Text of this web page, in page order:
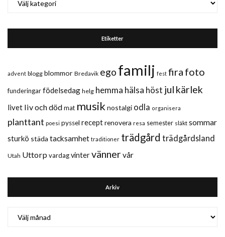
Etiketter
advent blogg blommor Bredavik ego familj fest fira foto
funderingarfödelsedag helg hemma hälsa höst jul kärlek
livet liv och dödmat musik nostalgi odla organisera
planttant poesi pyssel receptrenovera resa semester släkt sommar
sturkö städa tacksamhet traditioner trädgård trädgårdsland
Utah Uttorp vardagvintervänner vår
Arkiv